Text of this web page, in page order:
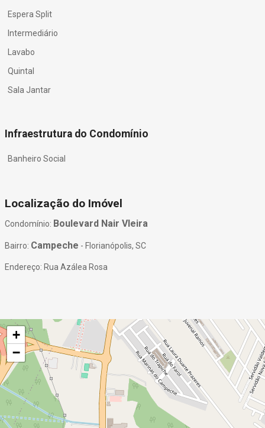
Espera Split
Intermediário
Lavabo
Quintal
Sala Jantar
Infraestrutura do Condomínio
Banheiro Social
Localização do Imóvel
Condomínio: Boulevard Nair VIeira
Bairro: Campeche - Florianópolis, SC
Endereço: Rua Azálea Rosa
+
−